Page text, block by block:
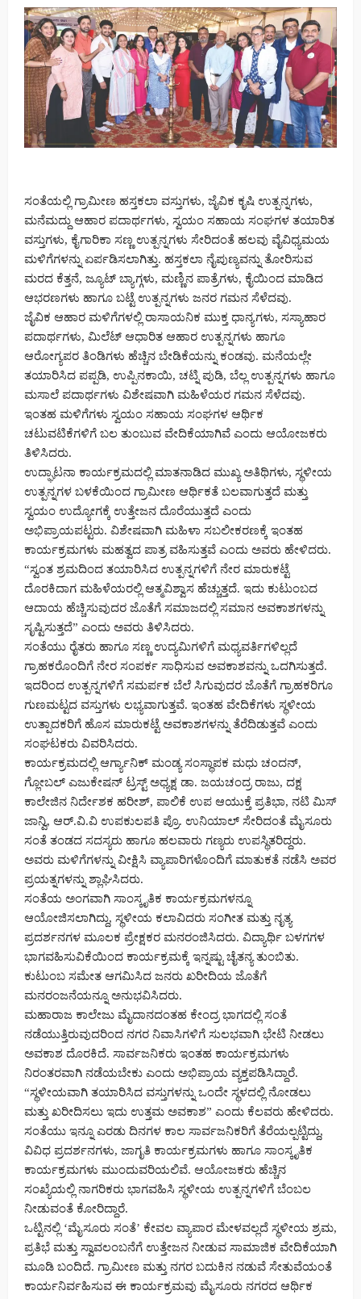
ಸಂತೆಯಲ್ಲಿ ಗ್ರಾಮೀಣ ಹಸ್ತಕಲಾ ವಸ್ತುಗಳು, ಜೈವಿಕ ಕೃಷಿ ಉತ್ಪನ್ನಗಳು,
ಮನೆಮದ್ದು ಆಹಾರ ಪದಾರ್ಥಗಳು, ಸ್ವಯಂ ಸಹಾಯ ಸಂಘಗಳ ತಯಾರಿತ
ವಸ್ತುಗಳು, ಕೈಗಾರಿಕಾ ಸಣ್ಣ ಉತ್ಪನ್ನಗಳು ಸೇರಿದಂತೆ ಹಲವು ವೈವಿಧ್ಯಮಯ
ಮಳಿಗೆಗಳನ್ನು ಏರ್ಪಡಿಸಲಾಗಿತ್ತು. ಹಸ್ತಕಲಾ ನೈಪುಣ್ಯವನ್ನು ತೋರಿಸುವ
ಮರದ ಕೆತ್ತನೆ, ಜ್ಯೂಟ್ ಬ್ಯಾಗ್ಗಳು, ಮಣ್ಣಿನ ಪಾತ್ರೆಗಳು, ಕೈಯಿಂದ ಮಾಡಿದ
ಆಭರಣಗಳು ಹಾಗೂ ಬಟ್ಟೆ ಉತ್ಪನ್ನಗಳು ಜನರ ಗಮನ ಸೆಳೆದವು.
ಜೈವಿಕ ಆಹಾರ ಮಳಿಗೆಗಳಲ್ಲಿ ರಾಸಾಯನಿಕ ಮುಕ್ತ ಧಾನ್ಯಗಳು, ಸಸ್ಯಾಹಾರ
ಪದಾರ್ಥಗಳು, ಮಿಲೆಟ್ ಆಧಾರಿತ ಆಹಾರ ಉತ್ಪನ್ನಗಳು ಹಾಗೂ
ಆರೋಗ್ಯಪರ ತಿಂಡಿಗಳು ಹೆಚ್ಚಿನ ಬೇಡಿಕೆಯನ್ನು ಕಂಡವು. ಮನೆಯಲ್ಲೇ
ತಯಾರಿಸಿದ ಪಪ್ಪಡಿ, ಉಪ್ಪಿನಕಾಯಿ, ಚಟ್ನಿ ಪುಡಿ, ಬೆಲ್ಲ ಉತ್ಪನ್ನಗಳು ಹಾಗೂ
ಮಸಾಲೆ ಪದಾರ್ಥಗಳು ವಿಶೇಷವಾಗಿ ಮಹಿಳೆಯರ ಗಮನ ಸೆಳೆದವು.
ಇಂತಹ ಮಳಿಗೆಗಳು ಸ್ವಯಂ ಸಹಾಯ ಸಂಘಗಳ ಆರ್ಥಿಕ
ಚಟುವಟಿಕೆಗಳಿಗೆ ಬಲ ತುಂಬುವ ವೇದಿಕೆಯಾಗಿವೆ ಎಂದು ಆಯೋಜಕರು
ತಿಳಿಸಿದರು.
ಉದ್ಘಾಟನಾ ಕಾರ್ಯಕ್ರಮದಲ್ಲಿ ಮಾತನಾಡಿದ ಮುಖ್ಯ ಅತಿಥಿಗಳು, ಸ್ಥಳೀಯ
ಉತ್ಪನ್ನಗಳ ಬಳಕೆಯಿಂದ ಗ್ರಾಮೀಣ ಆರ್ಥಿಕತೆ ಬಲವಾಗುತ್ತದೆ ಮತ್ತು
ಸ್ವಯಂ ಉದ್ಯೋಗಕ್ಕೆ ಉತ್ತೇಜನ ದೊರೆಯುತ್ತದೆ ಎಂದು
ಅಭಿಪ್ರಾಯಪಟ್ಟರು. ವಿಶೇಷವಾಗಿ ಮಹಿಳಾ ಸಬಲೀಕರಣಕ್ಕೆ ಇಂತಹ
ಕಾರ್ಯಕ್ರಮಗಳು ಮಹತ್ವದ ಪಾತ್ರ ವಹಿಸುತ್ತವೆ ಎಂದು ಅವರು ಹೇಳಿದರು.
“ಸ್ವಂತ ಶ್ರಮದಿಂದ ತಯಾರಿಸಿದ ಉತ್ಪನ್ನಗಳಿಗೆ ನೇರ ಮಾರುಕಟ್ಟೆ
ದೊರಕಿದಾಗ ಮಹಿಳೆಯರಲ್ಲಿ ಆತ್ಮವಿಶ್ವಾಸ ಹೆಚ್ಚುತ್ತದೆ. ಇದು ಕುಟುಂಬದ
ಆದಾಯ ಹೆಚ್ಚಿಸುವುದರ ಜೊತೆಗೆ ಸಮಾಜದಲ್ಲಿ ಸಮಾನ ಅವಕಾಶಗಳನ್ನು
ಸೃಷ್ಟಿಸುತ್ತದೆ” ಎಂದು ಅವರು ತಿಳಿಸಿದರು.
ಸಂತೆಯು ರೈತರು ಹಾಗೂ ಸಣ್ಣ ಉದ್ಯಮಿಗಳಿಗೆ ಮಧ್ಯವರ್ತಿಗಳಿಲ್ಲದೆ
ಗ್ರಾಹಕರೊಂದಿಗೆ ನೇರ ಸಂಪರ್ಕ ಸಾಧಿಸುವ ಅವಕಾಶವನ್ನು ಒದಗಿಸುತ್ತದೆ.
ಇದರಿಂದ ಉತ್ಪನ್ನಗಳಿಗೆ ಸಮರ್ಪಕ ಬೆಲೆ ಸಿಗುವುದರ ಜೊತೆಗೆ ಗ್ರಾಹಕರಿಗೂ
ಗುಣಮಟ್ಟದ ವಸ್ತುಗಳು ಲಭ್ಯವಾಗುತ್ತವೆ. ಇಂತಹ ವೇದಿಕೆಗಳು ಸ್ಥಳೀಯ
ಉತ್ಪಾದಕರಿಗೆ ಹೊಸ ಮಾರುಕಟ್ಟೆ ಅವಕಾಶಗಳನ್ನು ತೆರೆದಿಡುತ್ತವೆ ಎಂದು
ಸಂಘಟಕರು ವಿವರಿಸಿದರು.
ಕಾರ್ಯಕ್ರಮದಲ್ಲಿ ಆರ್ಗ್ಯಾನಿಕ್ ಮಂಡ್ಯ ಸಂಸ್ಥಾಪಕ ಮಧು ಚಂದನ್,
ಗ್ಲೋಬಲ್ ಎಜುಕೇಷನ್ ಟ್ರಸ್ಟ್ ಅಧ್ಯಕ್ಷ ಡಾ. ಜಯಚಂದ್ರ ರಾಜು, ದಕ್ಷ
ಕಾಲೇಜಿನ ನಿರ್ದೇಶಕ ಹರೀಶ್, ಪಾಲಿಕೆ ಉಪ ಆಯುಕ್ತೆ ಪ್ರತಿಭಾ, ನಟಿ ಮಿಸ್
ಜಾನ್ವಿ, ಆರ್.ವಿ.ವಿ ಉಪಕುಲಪತಿ ಪ್ರೊ. ಉನಿಯಾಲ್ ಸೇರಿದಂತೆ ಮೈಸೂರು
ಸಂತೆ ತಂಡದ ಸದಸ್ಯರು ಹಾಗೂ ಹಲವಾರು ಗಣ್ಯರು ಉಪಸ್ಥಿತರಿದ್ದರು.
ಅವರು ಮಳಿಗೆಗಳನ್ನು ವೀಕ್ಷಿಸಿ ವ್ಯಾಪಾರಿಗಳೊಂದಿಗೆ ಮಾತುಕತೆ ನಡೆಸಿ ಅವರ
ಪ್ರಯತ್ನಗಳನ್ನು ಶ್ಲಾಘಿಸಿದರು.
ಸಂತೆಯ ಅಂಗವಾಗಿ ಸಾಂಸ್ಕೃತಿಕ ಕಾರ್ಯಕ್ರಮಗಳನ್ನೂ
ಆಯೋಜಿಸಲಾಗಿದ್ದು, ಸ್ಥಳೀಯ ಕಲಾವಿದರು ಸಂಗೀತ ಮತ್ತು ನೃತ್ಯ
ಪ್ರದರ್ಶನಗಳ ಮೂಲಕ ಪ್ರೇಕ್ಷಕರ ಮನರಂಜಿಸಿದರು. ವಿದ್ಯಾರ್ಥಿ ಬಳಗಗಳ
ಭಾಗವಹಿಸುವಿಕೆಯಿಂದ ಕಾರ್ಯಕ್ರಮಕ್ಕೆ ಇನ್ನಷ್ಟು ಚೈತನ್ಯ ತುಂಬಿತು.
ಕುಟುಂಬ ಸಮೇತ ಆಗಮಿಸಿದ ಜನರು ಖರೀದಿಯ ಜೊತೆಗೆ
ಮನರಂಜನೆಯನ್ನೂ ಅನುಭವಿಸಿದರು.
ಮಹಾರಾಜ ಕಾಲೇಜು ಮೈದಾನದಂತಹ ಕೇಂದ್ರ ಭಾಗದಲ್ಲಿ ಸಂತೆ
ನಡೆಯುತ್ತಿರುವುದರಿಂದ ನಗರ ನಿವಾಸಿಗಳಿಗೆ ಸುಲಭವಾಗಿ ಭೇಟಿ ನೀಡಲು
ಅವಕಾಶ ದೊರಕಿದೆ. ಸಾರ್ವಜನಿಕರು ಇಂತಹ ಕಾರ್ಯಕ್ರಮಗಳು
ನಿರಂತರವಾಗಿ ನಡೆಯಬೇಕು ಎಂದು ಅಭಿಪ್ರಾಯ ವ್ಯಕ್ತಪಡಿಸಿದ್ದಾರೆ.
“ಸ್ಥಳೀಯವಾಗಿ ತಯಾರಿಸಿದ ವಸ್ತುಗಳನ್ನು ಒಂದೇ ಸ್ಥಳದಲ್ಲಿ ನೋಡಲು
ಮತ್ತು ಖರೀದಿಸಲು ಇದು ಉತ್ತಮ ಅವಕಾಶ” ಎಂದು ಕೆಲವರು ಹೇಳಿದರು.
ಸಂತೆಯು ಇನ್ನೂ ಎರಡು ದಿನಗಳ ಕಾಲ ಸಾರ್ವಜನಿಕರಿಗೆ ತೆರೆಯಲ್ಪಟ್ಟಿದ್ದು,
ವಿವಿಧ ಪ್ರದರ್ಶನಗಳು, ಜಾಗೃತಿ ಕಾರ್ಯಕ್ರಮಗಳು ಹಾಗೂ ಸಾಂಸ್ಕೃತಿಕ
ಕಾರ್ಯಕ್ರಮಗಳು ಮುಂದುವರಿಯಲಿವೆ. ಆಯೋಜಕರು ಹೆಚ್ಚಿನ
ಸಂಖ್ಯೆಯಲ್ಲಿ ನಾಗರಿಕರು ಭಾಗವಹಿಸಿ ಸ್ಥಳೀಯ ಉತ್ಪನ್ನಗಳಿಗೆ ಬೆಂಬಲ
ನೀಡುವಂತೆ ಕೋರಿದ್ದಾರೆ.
ಒಟ್ಟಿನಲ್ಲಿ ‘ಮೈಸೂರು ಸಂತೆ’ ಕೇವಲ ವ್ಯಾಪಾರ ಮೇಳವಲ್ಲದೆ ಸ್ಥಳೀಯ ಶ್ರಮ,
ಪ್ರತಿಭೆ ಮತ್ತು ಸ್ವಾವಲಂಬನೆಗೆ ಉತ್ತೇಜನ ನೀಡುವ ಸಾಮಾಜಿಕ ವೇದಿಕೆಯಾಗಿ
ಮೂಡಿ ಬಂದಿದೆ. ಗ್ರಾಮೀಣ ಮತ್ತು ನಗರ ಬದುಕಿನ ನಡುವೆ ಸೇತುವೆಯಂತೆ
ಕಾರ್ಯನಿರ್ವಹಿಸುವ ಈ ಕಾರ್ಯಕ್ರಮವು ಮೈಸೂರು ನಗರದ ಆರ್ಥಿಕ